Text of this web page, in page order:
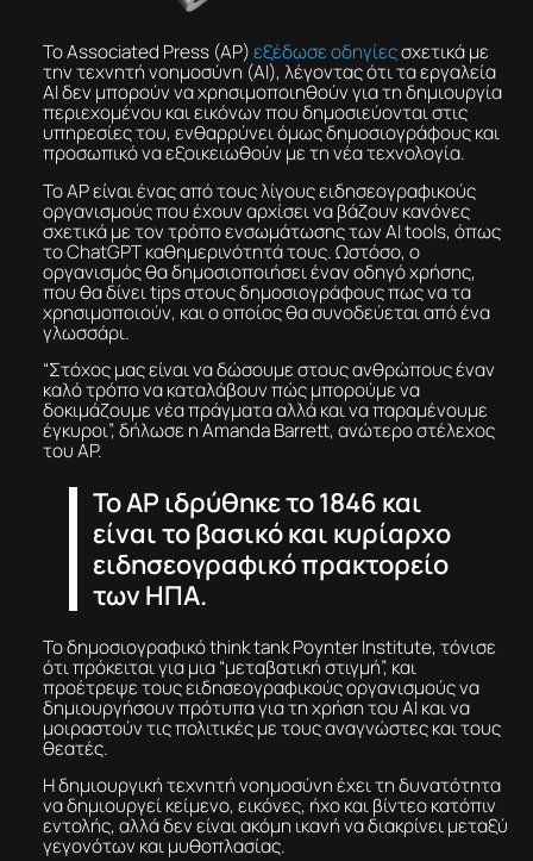
Το Associated Press (ΑΡ)εξέδωσε οδηγίεςσχετικά με
την τεχνητή νοημοσύνη (ΑΙ), λέγοντας ότι τα εργαλεία
ΑΙ δεν μπορούν να χρησιμοποιηθούν για τη δημιουργία
περιεχομένου και εικόνων που δημοσιεύονται στις
υπηρεσίες του, ενθαρρύνει όμως δημοσιογράφους και
προσωπικό να εξοικειωθούν με τη νέα τεχνολογία.
Το AP είναι ένας από τους λίγους ειδησεογραφικούς
οργανισμούς που έχουν αρχίσει να βάζουν κανόνες
σχετικά με τον τρόπο ενσωμάτωσης των ΑΙ tools, όπως
το ChatGPT καθημερινότητά τους. Ωστόσο, ο
οργανισμός θα δημοσιοποιήσει έναν οδηγό χρήσης,
που θα δίνει tips στους δημοσιογράφους πως να τα
χρησιμοποιούν, και ο οποίος θα συνοδεύεται από ένα
γλωσσάρι.
“Στόχος μας είναι να δώσουμε στους ανθρώπους έναν
καλό τρόπο να καταλάβουν πώς μπορούμε να
δοκιμάζουμε νέα πράγματα αλλά και να παραμένουμε
έγκυροι”, δήλωσε η Amanda Barrett, ανώτερο στέλεχος
του AP.
Το AP ιδρύθηκε το 1846 και
είναι το βασικό και κυρίαρχο
ειδησεογραφικό πρακτορείο
των ΗΠΑ.
Το δημοσιογραφικό think tank Poynter Institute, τόνισε
ότι πρόκειται για μια “μεταβατική στιγμή”, και
προέτρεψε τους ειδησεογραφικούς οργανισμούς να
δημιουργήσουν πρότυπα για τη χρήση του ΑΙ και να
μοιραστούν τις πολιτικές με τους αναγνώστες και τους
θεατές.
Η δημιουργική τεχνητή νοημοσύνη έχει τη δυνατότητα
να δημιουργεί κείμενο, εικόνες, ήχο και βίντεο κατόπιν
εντολής, αλλά δεν είναι ακόμη ικανή να διακρίνει μεταξύ
γεγονότων και μυθοπλασίας.